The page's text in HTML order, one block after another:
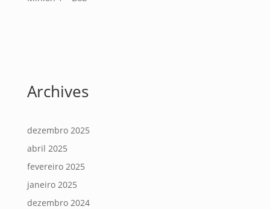
Archives
dezembro 2025
abril 2025
fevereiro 2025
janeiro 2025
dezembro 2024